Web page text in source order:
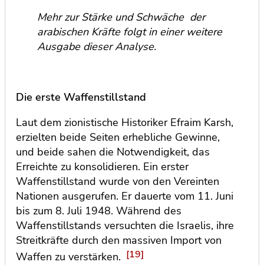
Mehr zur Stärke und Schwäche der
arabischen Kräfte folgt in einer weitere
Ausgabe dieser Analyse.
Die erste Waffenstillstand
Laut dem zionistische Historiker Efraim Karsh,
erzielten beide Seiten erhebliche Gewinne,
und beide sahen die Notwendigkeit, das
Erreichte zu konsolidieren. Ein erster
Waffenstillstand wurde von den Vereinten
Nationen ausgerufen. Er dauerte vom 11. Juni
bis zum 8. Juli 1948. Während des
Waffenstillstands versuchten die Israelis, ihre
Streitkräfte durch den massiven Import von
Waffen zu verstärken. [19]